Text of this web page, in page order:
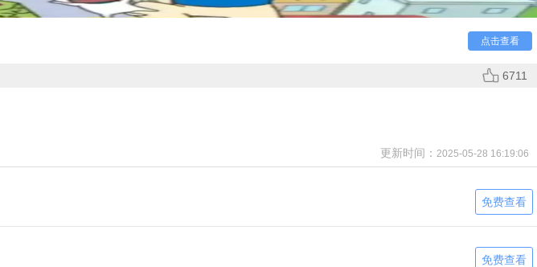
点击查看
冴追捕，触发屁屁外星人变形等动画名场面。
6711
更新时间： 2025-05-28 16:19:06
免费查看
免费查看